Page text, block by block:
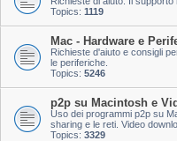
Topics: 1119
Mac - Hardware e
Richieste d'aiuto e consigli
le periferiche.
Topics: 5246
p2p su Macintosh e
Uso dei programmi p2p su
sharing e le reti. Video
Topics: 3329